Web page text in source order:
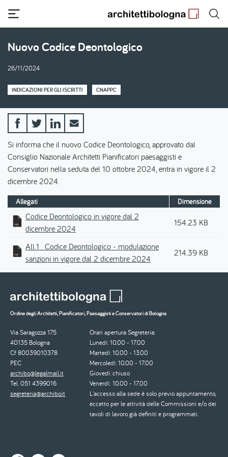
contenuto
principale
Nuovo Codice Deontologico
26/11/2024
INDICAZIONI PER GLI ISCRITTI CNAPPC
Si informa che il nuovo Codice Deontologico, approvato dal
Consiglio Nazionale Architetti Pianificatori paesaggisti e
Conservatori nella seduta del 10 ottobre 2024, entra in vigore il 2
dicembre 2024.
Allegati Dimensione
Codice Deontologico in vigore dal 2
dicembre 2024
154.23 KB
All.1_ Codice Deontologico - modulazione
sanzioni in vigore dal 2 dicembre 2024
214.39 KB
Ordine degli Architetti, Pianificatori, Paesaggisti e Conservatori di Bologna
Via Saragozza 175
40135 Bologna
Cf 80039010378
PEC
archibo@legalmail.it
Tel. 051 4399016
segreteria@archibo.it
Orari apertura Segreteria:
Lunedì: 10.00 - 17.00
Martedì: 10.00 - 13.00
Mercoledì: 10.00 - 17.00
Giovedì: chiuso
Venerdì: 10.00 - 17.00
L'accesso alla sede è solo previo appuntamento,
eccetto per le attività delle Commissioni e/o dei
tavoli di lavoro già definiti e programmati.